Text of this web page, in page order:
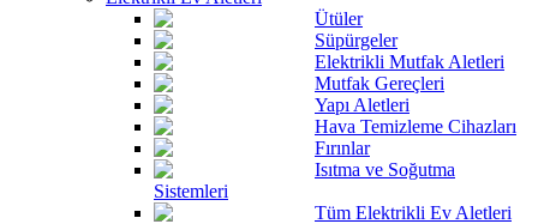
Ütüler
Süpürgeler
Elektrikli Mutfak Aletleri
Mutfak Gereçleri
Yapı Aletleri
Hava Temizleme Cihazları
Fırınlar
Isıtma ve Soğutma
Sistemleri
Tüm Elektrikli Ev Aletleri